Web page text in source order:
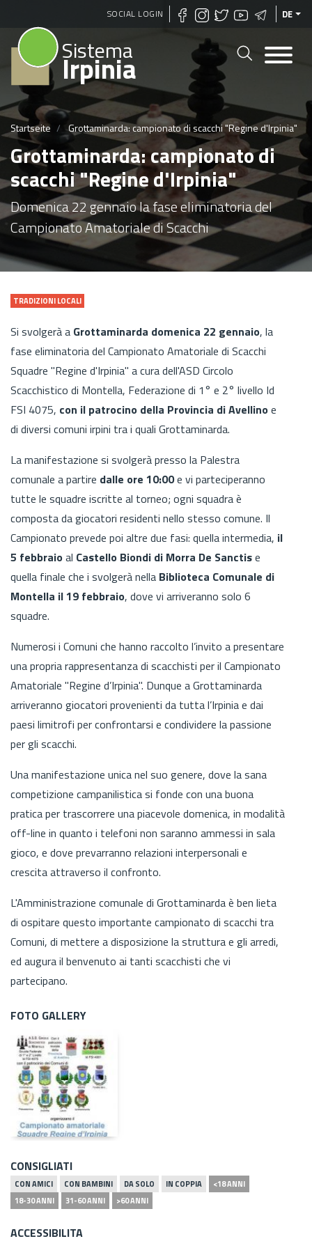
Direkt
zum
SOCIAL LOGIN DE
Sistema
Irpinia
Startseite Grottaminarda: campionato di scacchi "Regine d'Irpinia"
Grottaminarda: campionato di
scacchi "Regine d'Irpinia"
Domenica 22 gennaio la fase eliminatoria del
Campionato Amatoriale di Scacchi
TRADIZIONI LOCALI
Si svolgerà a Grottaminarda domenica 22 gennaio, la
fase eliminatoria del Campionato Amatoriale di Scacchi
Squadre "Regine d'Irpinia" a cura dell'ASD Circolo
Scacchistico di Montella, Federazione di 1° e 2° livello Id
FSI 4075, con il patrocino della Provincia di Avellinoe
di diversi comuni irpini tra i quali Grottaminarda.
La manifestazione si svolgerà presso la Palestra
comunale a partire dalle ore 10:00e vi parteciperanno
tutte le squadre iscritte al torneo; ogni squadra è
composta da giocatori residenti nello stesso comune. Il
Campionato prevede poi altre due fasi: quella intermedia, il
5 febbraioal Castello Biondi di Morra De Sanctise
quella finale che i svolgerà nella Biblioteca Comunale di
Montella il 19 febbraio, dove vi arriveranno solo 6
squadre.
Numerosi i Comuni che hanno raccolto l’invito a presentare
una propria rappresentanza di scacchisti per il Campionato
Amatoriale "Regine d’Irpinia". Dunque a Grottaminarda
arriveranno giocatori provenienti da tutta l’Irpinia e dai
paesi limitrofi per confrontarsi e condividere la passione
per gli scacchi.
Una manifestazione unica nel suo genere, dove la sana
competizione campanilistica si fonde con una buona
pratica per trascorrere una piacevole domenica, in modalità
off-line in quanto i telefoni non saranno ammessi in sala
gioco, e dove prevarranno relazioni interpersonali e
crescita attraverso il confronto.
L'Amministrazione comunale di Grottaminarda è ben lieta
di ospitare questo importante campionato di scacchi tra
Comuni, di mettere a disposizione la struttura e gli arredi,
ed augura il benvenuto ai tanti scacchisti che vi
partecipano.
FOTO GALLERY
CONSIGLIATI
CON AMICI CON BAMBINI DA SOLO IN COPPIA
<18 ANNI
18-30 ANNI
31-60 ANNI >60 ANNI
ACCESSIBILITA